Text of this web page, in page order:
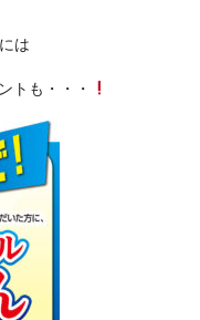
は
トも・・・